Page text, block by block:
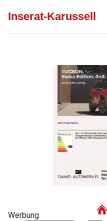
Inserat-Karussell
Werbung